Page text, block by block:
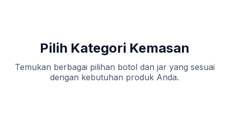
Pilih Kategori Kemasan
Temukan berbagai pilihan botol dan jar yang sesuai
dengan kebutuhan produk Anda.